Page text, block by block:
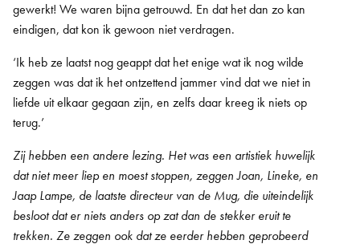
gewerkt! We waren bijna getrouwd. En dat het dan zo kan
eindigen, dat kon ik gewoon niet verdragen.
‘Ik heb ze laatst nog geappt dat het enige wat ik nog wilde
zeggen was dat ik het ontzettend jammer vind dat we niet in
liefde uit elkaar gegaan zijn, en zelfs daar kreeg ik niets op
terug.’
Zij hebben een andere lezing. Het was een artistiek huwelijk
dat niet meer liep en moest stoppen, zeggen Joan, Lineke, en
Jaap Lampe, de laatste directeur van de Mug, die uiteindelijk
besloot dat er niets anders op zat dan de stekker eruit te
trekken. Ze zeggen ook dat ze eerder hebben geprobeerd